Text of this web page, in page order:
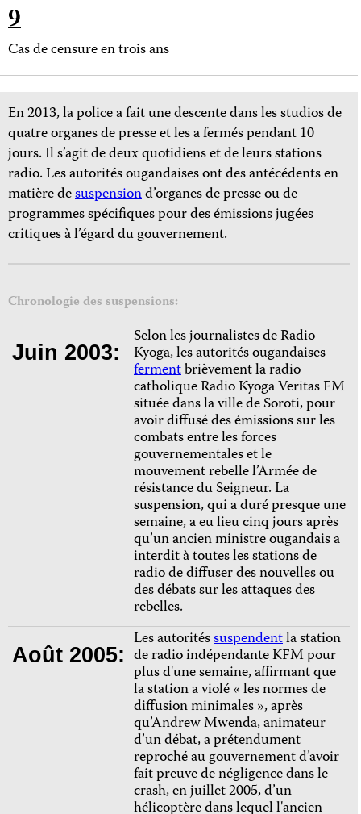
9
Cas de censure en trois ans
En 2013, la police a fait une descente dans les studios de
quatre organes de presse et les a fermés pendant 10
jours. Il s’agit de deux quotidiens et de leurs stations
radio. Les autorités ougandaises ont des antécédents en
matière desuspensiond’organes de presse ou de
programmes spécifiques pour des émissions jugées
critiques à l’égard du gouvernement.
Chronologie des suspensions:
Juin 2003:
Selon les journalistes de Radio
Kyoga, les autorités ougandaises
fermentbrièvement la radio
catholique Radio Kyoga Veritas FM
située dans la ville de Soroti, pour
avoir diffusé des émissions sur les
combats entre les forces
gouvernementales et le
mouvement rebelle l’Armée de
résistance du Seigneur. La
suspension, qui a duré presque une
semaine, a eu lieu cinq jours après
qu’un ancien ministre ougandais a
interdit à toutes les stations de
radio de diffuser des nouvelles ou
des débats sur les attaques des
rebelles.
Août 2005:
Les autoritéssuspendentla station
de radio indépendante KFM pour
plus d'une semaine, affirmant que
la station a violé « les normes de
diffusion minimales », après
qu’Andrew Mwenda, animateur
d’un débat, a prétendument
reproché au gouvernement d’avoir
fait preuve de négligence dans le
crash, en juillet 2005, d’un
hélicoptère dans lequel l'ancien